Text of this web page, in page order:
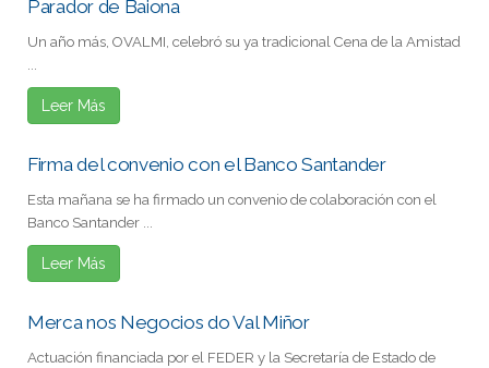
Parador de Baiona
Un año más, OVALMI, celebró su ya tradicional Cena de la Amistad
...
Leer Más
Firma del convenio con el Banco Santander
Esta mañana se ha firmado un convenio de colaboración con el
Banco Santander ...
Leer Más
Merca nos Negocios do Val Miñor
Actuación financiada por el FEDER y la Secretaría de Estado de